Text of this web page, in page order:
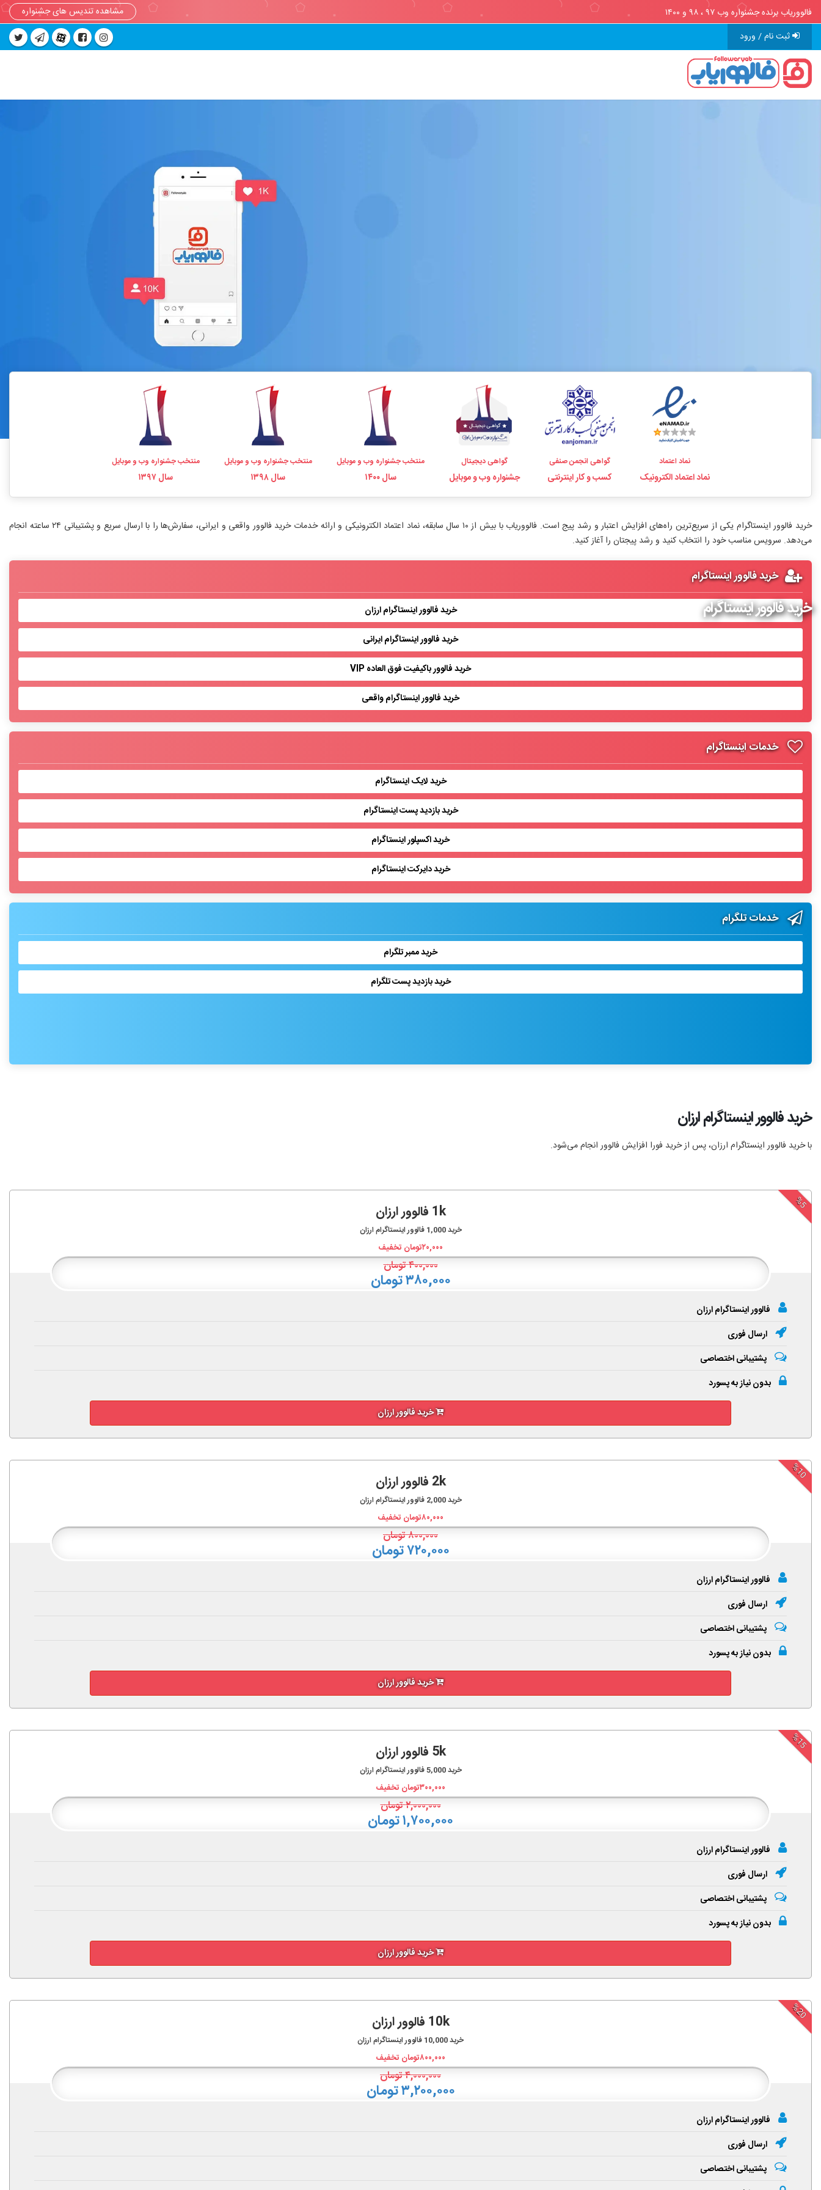
فالووریاب برنده جشنواره وب ۹۷ ، ۹۸ و ۱۴۰۰
مشاهده تندیس های جشنواره
ثبت نام / ورود
خرید فالوور اینستاگرام
نماد اعتماد
نماد اعتماد الکترونیک
گواهی انجمن صنفی
کسب و کار اینترنتی
گواهی دیجیتال
جشنواره وب و موبایل
منتخب جشنواره وب و موبایل
سال ۱۴۰۰
منتخب جشنواره وب و موبایل
سال ۱۳۹۸
منتخب جشنواره وب و موبایل
سال ۱۳۹۷
خرید فالوور اینستاگرام یکی از سریع‌ترین راه‌های افزایش اعتبار و رشد پیج است. فالووریاب با بیش از ۱۰ سال سابقه، نماد اعتماد الکترونیکی و ارائه خدمات خرید فالوور واقعی و ایرانی، سفارش‌ها را با ارسال سریع و پشتیبانی ۲۴ ساعته انجام
می‌دهد. سرویس مناسب خود را انتخاب کنید و رشد پیجتان را آغاز کنید.
خرید فالوور اینستاگرام
خرید فالوور اینستاگرام ارزان
خرید فالوور اینستاگرام ایرانی
خرید فالوور باکیفیت فوق العاده VIP
خرید فالوور اینستاگرام واقعی
خدمات اینستاگرام
خرید لایک اینستاگرام
خرید بازدید پست اینستاگرام
خرید اکسپلور اینستاگرام
خرید دایرکت اینستاگرام
خدمات تلگرام
خرید ممبر تلگرام
خرید بازدید پست تلگرام
خرید فالوور اینستاگرام ارزان
با خرید فالوور اینستاگرام ارزان، پس از خرید فورا افزایش فالوور انجام‌ می‌شود.
%5 1k فالوور ارزان
خرید1,000 فالوور اینستاگرام ارزان
۲۰,۰۰۰تومان تخفیف
۴۰۰,۰۰۰تومان
۳۸۰,۰۰۰ تومان
فالوور اینستاگرام ارزان
ارسال فوری
پشتیبانی اختصاصی
بدون نیاز به پسورد
خرید فالوور ارزان
%10
2k فالوور ارزان
خرید2,000 فالوور اینستاگرام ارزان
۸۰,۰۰۰تومان تخفیف
۸۰۰,۰۰۰تومان
۷۲۰,۰۰۰ تومان
فالوور اینستاگرام ارزان
ارسال فوری
پشتیبانی اختصاصی
بدون نیاز به پسورد
خرید فالوور ارزان
%15
5k فالوور ارزان
خرید5,000فالوور اینستاگرام ارزان
۳۰۰,۰۰۰تومان تخفیف
۲,۰۰۰,۰۰۰تومان
۱,۷۰۰,۰۰۰ تومان
فالوور اینستاگرام ارزان
ارسال فوری
پشتیبانی اختصاصی
بدون نیاز به پسورد
خرید فالوور ارزان
%20
10k فالوور ارزان
خرید10,000 فالوور اینستاگرام ارزان
۸۰۰,۰۰۰تومان تخفیف
۴,۰۰۰,۰۰۰تومان
۳,۲۰۰,۰۰۰ تومان
فالوور اینستاگرام ارزان
ارسال فوری
پشتیبانی اختصاصی